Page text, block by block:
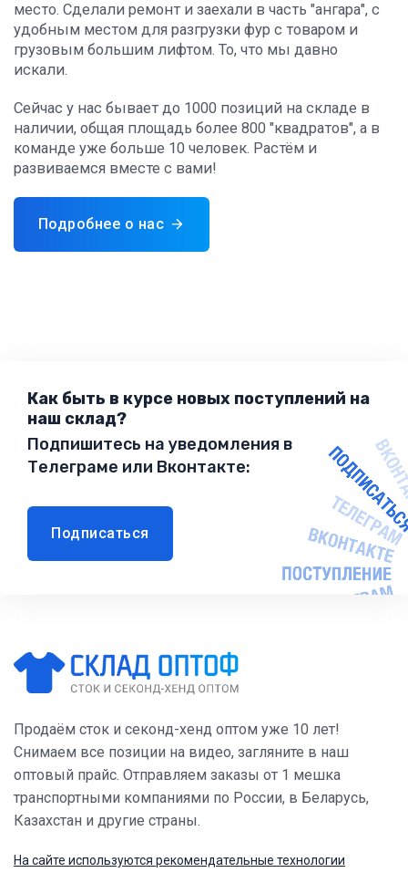
место. Сделали ремонт и заехали в часть "ангара", с
удобным местом для разгрузки фур с товаром и
грузовым большим лифтом. То, что мы давно
искали.
Сейчас у нас бывает до 1000 позиций на складе в
наличии, общая площадь более 800 "квадратов", а в
команде уже больше 10 человек. Растём и
развиваемся вместе с вами!
Подробнее о нас
Как быть в курсе новых поступлений на
наш склад?
Подпишитесь на уведомления в
Телеграме или Вконтакте:
Подписаться
Продаём сток и секонд-хенд оптом уже 10 лет!
Снимаем все позиции на видео, загляните в наш
оптовый прайс. Отправляем заказы от 1 мешка
транспортными компаниями по России, в Беларусь,
Казахстан и другие страны.
На сайте используются рекомендательные технологии